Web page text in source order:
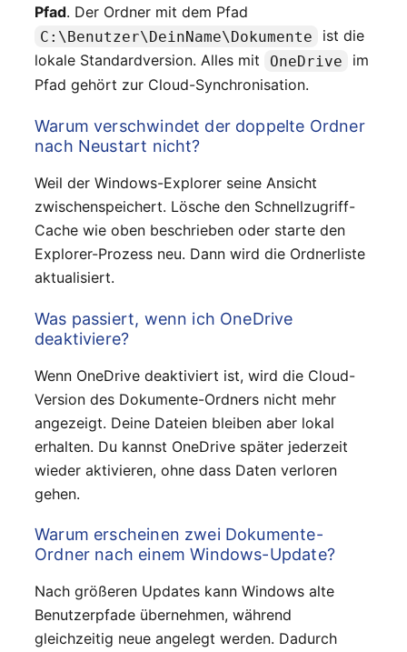
Pfad. Der Ordner mit dem Pfad
C:\Benutzer\DeinName\Dokumente
ist die
lokale Standardversion. Alles mit
OneDrive
im
Pfad gehört zur Cloud-Synchronisation.
Warum verschwindet der doppelte Ordner
nach Neustart nicht?
Weil der Windows-Explorer seine Ansicht
zwischenspeichert. Lösche den Schnellzugriff-
Cache wie oben beschrieben oder starte den
Explorer-Prozess neu. Dann wird die Ordnerliste
aktualisiert.
Was passiert, wenn ich OneDrive
deaktiviere?
Wenn OneDrive deaktiviert ist, wird die Cloud-
Version des Dokumente-Ordners nicht mehr
angezeigt. Deine Dateien bleiben aber lokal
erhalten. Du kannst OneDrive später jederzeit
wieder aktivieren, ohne dass Daten verloren
gehen.
Warum erscheinen zwei Dokumente-
Ordner nach einem Windows-Update?
Nach größeren Updates kann Windows alte
Benutzerpfade übernehmen, während
gleichzeitig neue angelegt werden. Dadurch